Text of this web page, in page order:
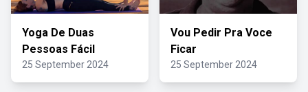
Yoga De Duas
Pessoas Fácil
25 September 2024
Vou Pedir Pra Voce
Ficar
25 September 2024